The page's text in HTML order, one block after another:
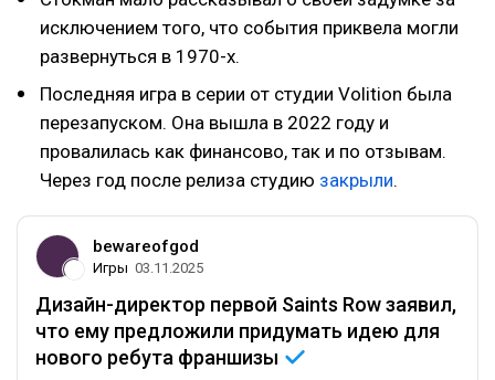
исключением того, что события приквела могли
развернуться в 1970-х.
Последняя игра в серии от студии Volition была
перезапуском. Она вышла в 2022 году и
провалилась как финансово, так и по отзывам.
Через год после релиза студию закрыли.
bewareofgod
Игры 03.11.2025
Дизайн-директор первой Saints Row заявил,
что ему предложили придумать идею для
нового ребута франшизы